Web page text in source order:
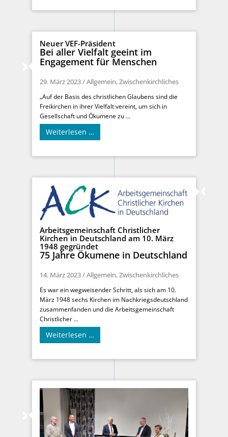
Neuer VEF-Präsident
Bei aller Vielfalt geeint im
Engagement für Menschen
29. März 2023/Allgemein,Zwischenkirchliches
„Auf der Basis des christlichen Glaubens sind die
Freikirchen in ihrer Vielfalt vereint, um sich in
Gesellschaft und Ökumene zu ...
Weiterlesen …
Arbeitsgemeinschaft Christlicher
Kirchen in Deutschland am 10. März
1948 gegründet
75 Jahre Ökumene in Deutschland
14. März 2023/Allgemein,Zwischenkirchliches
Es war ein wegweisender Schritt, als sich am 10.
März 1948 sechs Kirchen im Nachkriegsdeutschland
zusammenfanden und die Arbeitsgemeinschaft
Christlicher ...
Weiterlesen …